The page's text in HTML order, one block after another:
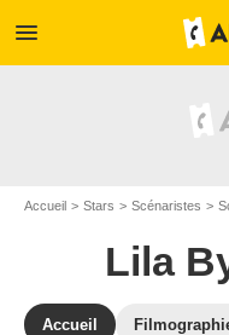
menu
Accueil Stars Scénaristes
Lila
Accueil